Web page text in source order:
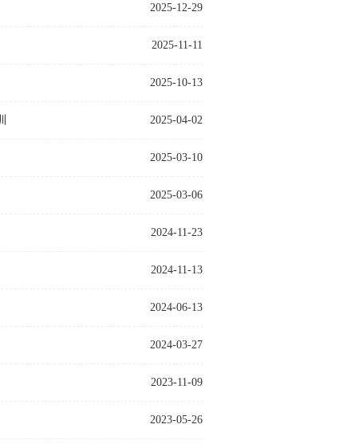
2025-12-29
2025-11-11
2025-10-13
2025-04-02
2025-03-10
2025-03-06
2024-11-23
2024-11-13
2024-06-13
2024-03-27
2023-11-09
2023-05-26